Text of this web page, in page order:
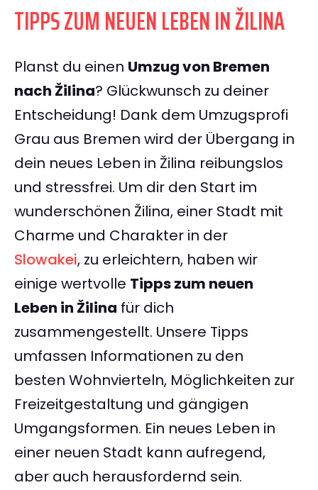
TIPPS ZUM NEUEN LEBEN IN ŽILINA
Planst du einen Umzug von Bremen
nach Žilina? Glückwunsch zu deiner
Entscheidung! Dank dem Umzugsprofi
Grau aus Bremen wird der Übergang in
dein neues Leben in Žilina reibungslos
und stressfrei. Um dir den Start im
wunderschönen Žilina, einer Stadt mit
Charme und Charakter in der
Slowakei, zu erleichtern, haben wir
einige wertvolle Tipps zum neuen
Leben in Žilina für dich
zusammengestellt. Unsere Tipps
umfassen Informationen zu den
besten Wohnvierteln, Möglichkeiten zur
Freizeitgestaltung und gängigen
Umgangsformen. Ein neues Leben in
einer neuen Stadt kann aufregend,
aber auch herausfordernd sein.